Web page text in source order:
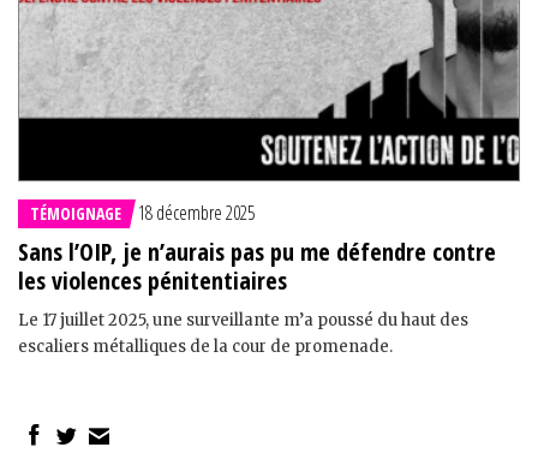
TÉMOIGNAGE 18 décembre 2025
Sans l’OIP, je n’aurais pas pu me défendre contre
les violences pénitentiaires
Le 17 juillet 2025, une surveillante m’a poussé du haut des
escaliers métalliques de la cour de promenade.